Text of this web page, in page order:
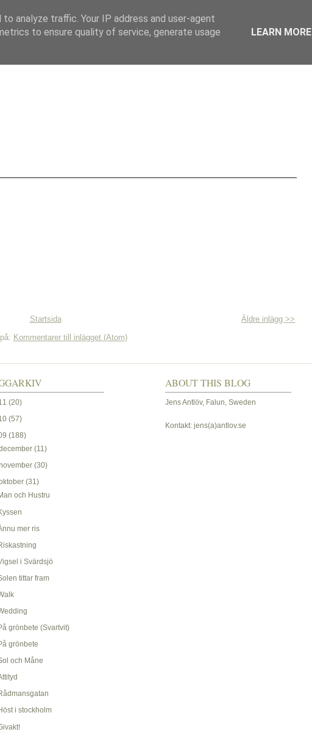
Äldre inlägg >>
Startsida
Kommentarer till inlägget (Atom)
(20)
(57)
(188)
(11)
(30)
(31)
och Hustru
mer ris
i Svärdsjö
tittar fram
grönbete (Svartvit)
grönbete
och Måne
i stockholm
ABOUT THIS BLOG
Jens Antlöv, Falun, Sweden
Kontakt: jens(a)antlov.se
analyze traffic. Your IP address and user-agent
to ensure quality of service, generate usage
LEARN MORE